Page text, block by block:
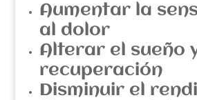
Aumentar la
al dolor
Alterar el sueño
recuperación
Disminuir el